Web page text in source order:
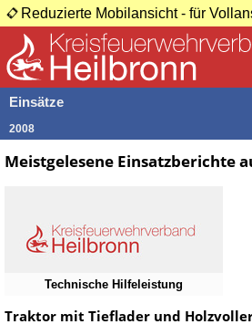
Reduzierte Mobilansicht - für
Einsätze
2008
Meistgelesene Einsatzberichte
Technische Hilfeleistung
Traktor mit Tieflader und